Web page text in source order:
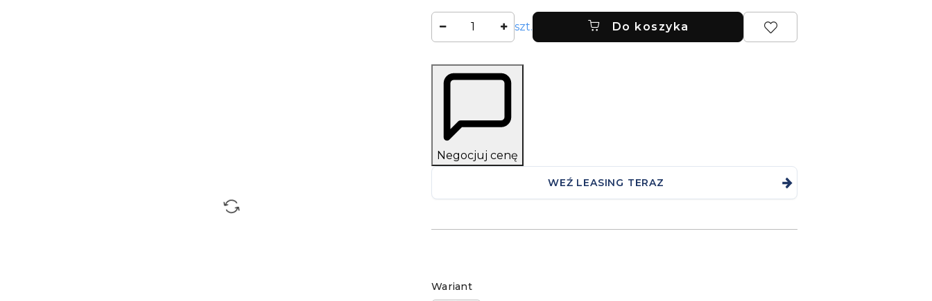
szt. Do koszyka
Negocjuj cenę
WEŹ LEASING TERAZ
Wariant
Wariant